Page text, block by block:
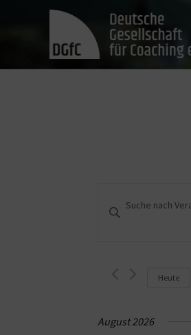
Suche
Schlüsselwort
Heute
August 2026